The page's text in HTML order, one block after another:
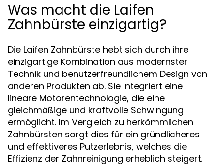
Was macht die Laifen
Zahnbürste einzigartig?
Die Laifen Zahnbürste hebt sich durch ihre
einzigartige Kombination aus modernster
Technik und benutzerfreundlichem Design von
anderen Produkten ab. Sie integriert eine
lineare Motorentechnologie, die eine
gleichmäßige und kraftvolle Schwingung
ermöglicht. Im Vergleich zu herkömmlichen
Zahnbürsten sorgt dies für ein gründlicheres
und effektiveres Putzerlebnis, welches die
Effizienz der Zahnreinigung erheblich steigert.